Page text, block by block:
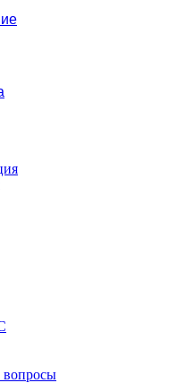
вопросы